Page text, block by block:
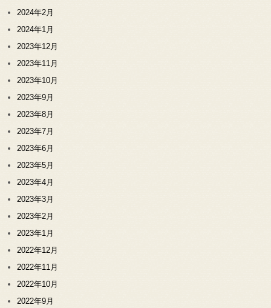
2024年2月
2024年1月
2023年12月
2023年11月
2023年10月
2023年9月
2023年8月
2023年7月
2023年6月
2023年5月
2023年4月
2023年3月
2023年2月
2023年1月
2022年12月
2022年11月
2022年10月
2022年9月